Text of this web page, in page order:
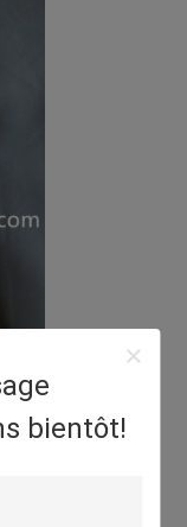
bientôt!